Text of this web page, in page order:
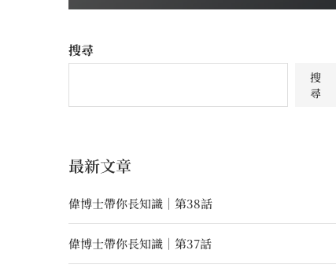
搜尋
搜
尋
最新文章
偉博士帶你長知識｜第38話
偉博士帶你長知識｜第37話